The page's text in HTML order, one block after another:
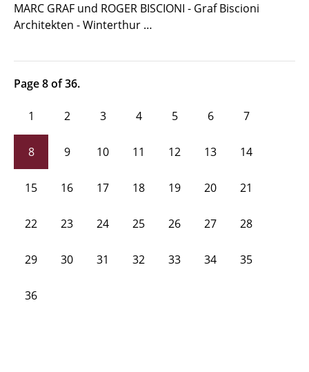
MARC GRAF und ROGER BISCIONI - Graf Biscioni
Architekten - Winterthur …
Page 8 of 36.
1 2 3 4 5 6 7
8 9 10 11 12 13 14
15 16 17 18 19 20 21
22 23 24 25 26 27 28
29 30 31 32 33 34 35
36